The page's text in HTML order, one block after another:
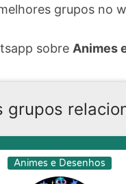
grupos
sobre Animes
grupos
Animes e Desenhos